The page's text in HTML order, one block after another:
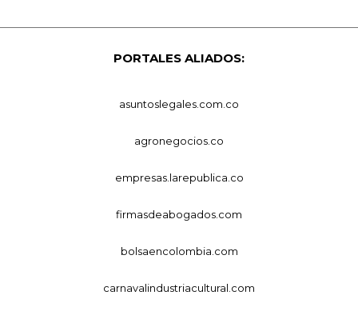
PORTALES ALIADOS:
asuntoslegales.com.co
agronegocios.co
empresas.larepublica.co
firmasdeabogados.com
bolsaencolombia.com
carnavalindustriacultural.com